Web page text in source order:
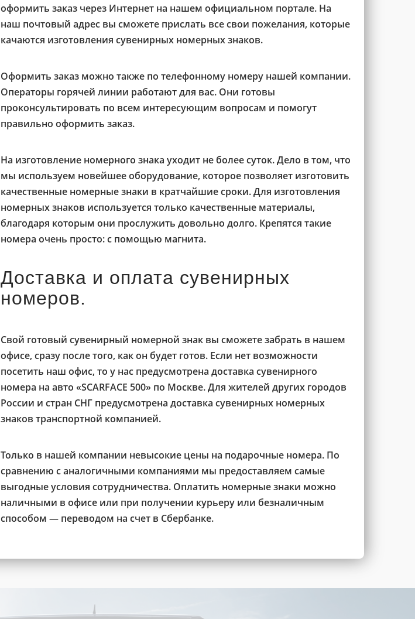
оформить заказ через Интернет на нашем официальном портале. На
наш почтовый адрес вы сможете прислать все свои пожелания, которые
качаются изготовления сувенирных номерных знаков.
Оформить заказ можно также по телефонному номеру нашей компании.
Операторы горячей линии работают для вас. Они готовы
проконсультировать по всем интересующим вопросам и помогут
правильно оформить заказ.
На изготовление номерного знака уходит не более суток. Дело в том, что
мы используем новейшее оборудование, которое позволяет изготовить
качественные номерные знаки в кратчайшие сроки. Для изготовления
номерных знаков используется только качественные материалы,
благодаря которым они прослужить довольно долго. Крепятся такие
номера очень просто: с помощью магнита.
Доставка и оплата сувенирных
номеров.
Свой готовый сувенирный номерной знак вы сможете забрать в нашем
офисе, сразу после того, как он будет готов. Если нет возможности
посетить наш офис, то у нас предусмотрена доставка сувенирного
номера на авто «SCARFACE 500» по Москве. Для жителей других городов
России и стран СНГ предусмотрена доставка сувенирных номерных
знаков транспортной компанией.
Только в нашей компании невысокие цены на подарочные номера. По
сравнению с аналогичными компаниями мы предоставляем самые
выгодные условия сотрудничества. Оплатить номерные знаки можно
наличными в офисе или при получении курьеру или безналичным
способом — переводом на счет в Сбербанке.